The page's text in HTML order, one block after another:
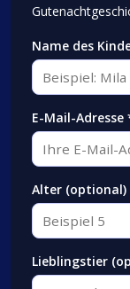
Name des
E-Mail-Adresse
Alter (optional)
Lieblingstier